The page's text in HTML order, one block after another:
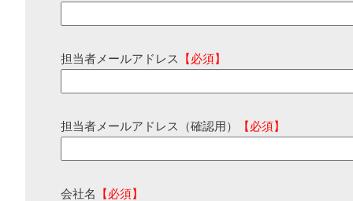
担当者メールアドレス 【必須】
担当者メールアドレス（確認用） 【必須】
会社名 【必須】